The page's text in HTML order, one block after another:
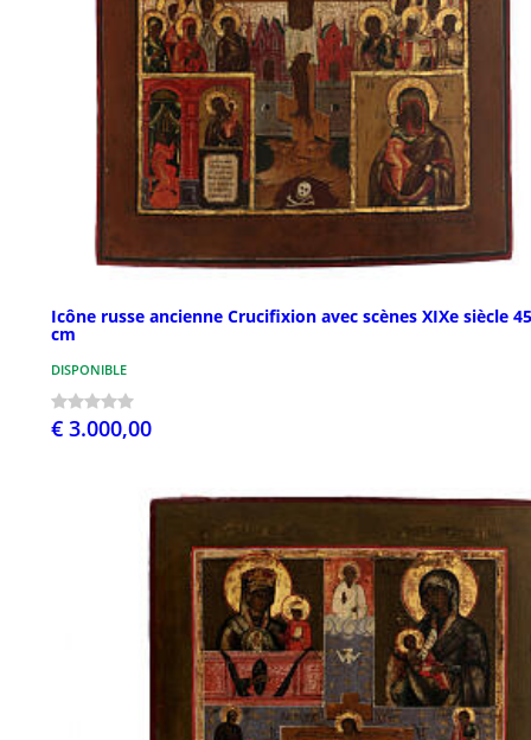
Icône russe ancienne Crucifixion avec scènes XIXe siècle
cm
DISPONIBLE
€ 3.000,00